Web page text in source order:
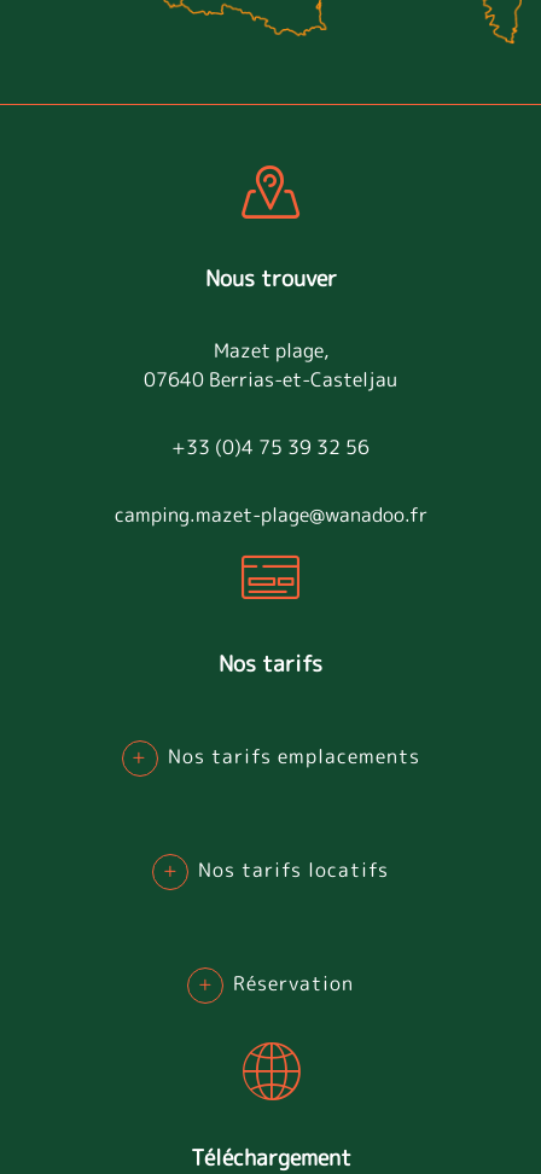
Nous trouver
Mazet plage,
07640 Berrias-et-Casteljau
+33 (0)4 75 39 32 56
camping.mazet-plage@wanadoo.fr
Nos tarifs
+ Nos tarifs emplacements
+ Nos tarifs locatifs
+ Réservation
Téléchargement